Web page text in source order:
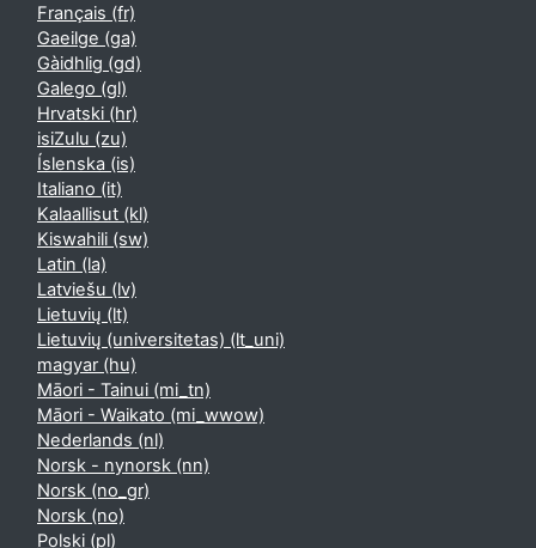
Français ‎(fr)‎
Gaeilge ‎(ga)‎
Gàidhlig ‎(gd)‎
Galego ‎(gl)‎
Hrvatski ‎(hr)‎
isiZulu ‎(zu)‎
Íslenska ‎(is)‎
Italiano ‎(it)‎
Kalaallisut ‎(kl)‎
Kiswahili ‎(sw)‎
Latin ‎(la)‎
Latviešu ‎(lv)‎
Lietuvių ‎(lt)‎
Lietuvių (universitetas) ‎(lt_uni)‎
magyar ‎(hu)‎
Māori - Tainui ‎(mi_tn)‎
Māori - Waikato ‎(mi_wwow)‎
Nederlands ‎(nl)‎
Norsk - nynorsk ‎(nn)‎
Norsk ‎(no_gr)‎
Norsk ‎(no)‎
Polski ‎(pl)‎